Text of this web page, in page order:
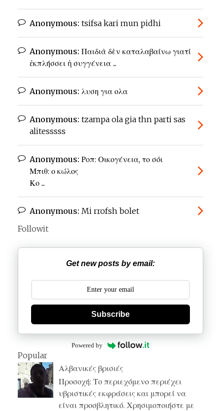
Anonymous: tsifsa kari mun pidhi
Anonymous: Παιδιὰ δὲν καταλαβαίνω γιατί
ἐκπλήσσει ἡ συγγένεια ...
Anonymous: λυση για ολα
Anonymous: tzampa ola gia thn parti sas
alitesssss
Anonymous: Ροπ: Οικογένεια, το σόι
Μπιθ: ο κώλος
Κο ...
Anonymous: Mi rrofsh bolet
Followit
Get new posts by email:
Subscribe
Powered by
Popular
Αλβανικές βρισιές
Προσοχή: Το περιεχόμενο περιέχει
υβριστικές εκφράσεις και μπορεί να
είναι προσβλητικό. Χρησιμοποιήστε με